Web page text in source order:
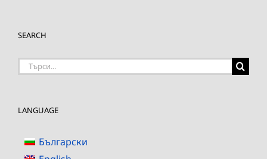
SEARCH
Търсене
LANGUAGE
Български